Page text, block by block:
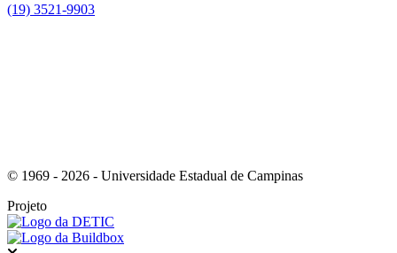
(19) 3521-9903
© 1969 - 2026 - Universidade Estadual de Campinas
Projeto